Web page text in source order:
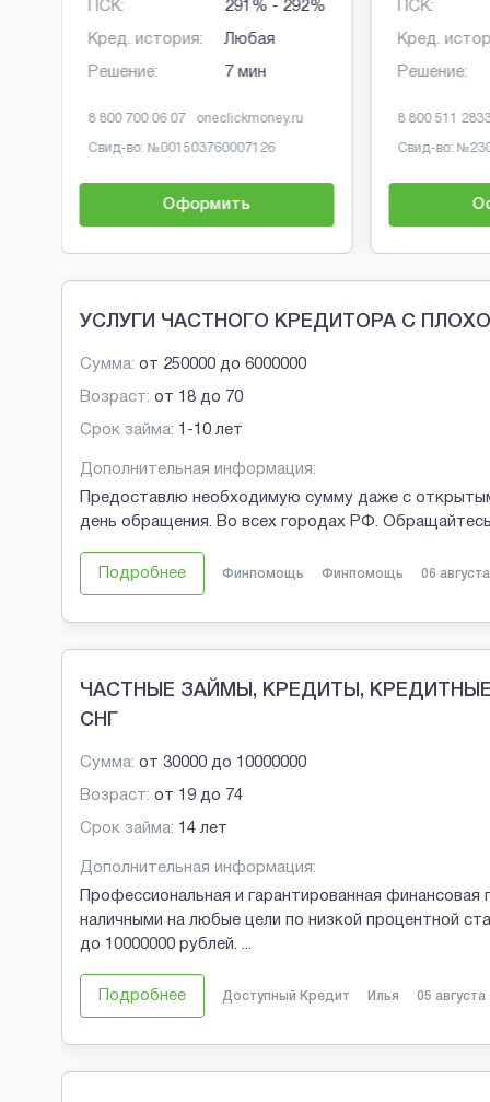
ПСК:
Кред. история:
Решение:
8 800 700 43 44
Свид-во: №2110573000002
Brobaza - Обычные объявления
УСЛУГИ ЧАСТНОГО КРЕДИТОРА С
Сумма: от 250000 до 6000000
Возраст: от 18 до 70
Срок займа: 1-10 лет
Дополнительная информация:
Предоставлю необходимую сумму даже с
день обращения. Во всех городах РФ. Обращайтесь
Подробнее Финпомощь Финпомощь 06
ЧАСТНЫЕ ЗАЙМЫ, КРЕДИТЫ,
СНГ
Сумма: от 30000 до 10000000
Возраст: от 19 до 74
Срок займа: 14 лет
Дополнительная информация:
Профессиональная и гарантированная
наличными на любые цели по низкой процентной
до 10000000 рублей.
Подробнее Доступный Кредит Илья 05 августа